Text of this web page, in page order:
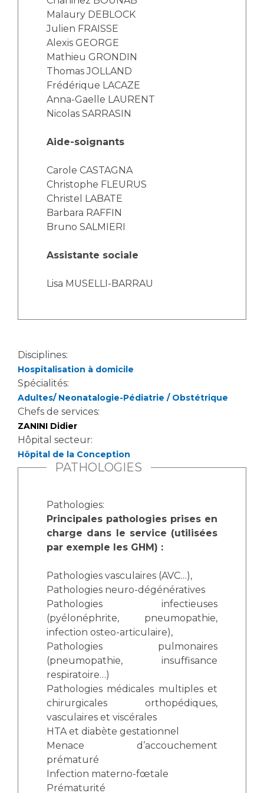
Qualité
Nos indicateurs qualité et de sécurité des soins
Protection des données
Sécurité
Les recherches en santé à l’AP-HM
Lieu de santé sans tabac
Liste des marchés conclus
Documents utiles
Malaury DEBLOCK
Julien FRAISSE
Alexis GEORGE
Mathieu GRONDIN
Thomas JOLLAND
Frédérique LACAZE
Anna-Gaelle LAURENT
Nicolas SARRASIN
Aide-soignants
Carole CASTAGNA
Christophe FLEURUS
Christel LABATE
Barbara RAFFIN
Bruno SALMIERI
Assistante sociale
Lisa MUSELLI-BARRAU
Disciplines:
Hospitalisation à domicile
Spécialités:
Adultes/ Neonatalogie-Pédiatrie / Obstétrique
Chefs de services:
ZANINI Didier
Hôpital secteur:
Hôpital de la Conception
PATHOLOGIES
Pathologies:
Principales pathologies prises en
charge dans le service (utilisées
par exemple les GHM) :
Pathologies vasculaires (AVC…),
Pathologies neuro-dégénératives
Pathologies infectieuses
(pyélonéphrite, pneumopathie,
infection osteo-articulaire),
Pathologies pulmonaires
(pneumopathie, insuffisance
respiratoire…)
Pathologies médicales multiples et
chirurgicales orthopédiques,
vasculaires et viscérales
HTA et diabète gestationnel
Menace d’accouchement
prématuré
Infection materno-fœtale
Prématurité